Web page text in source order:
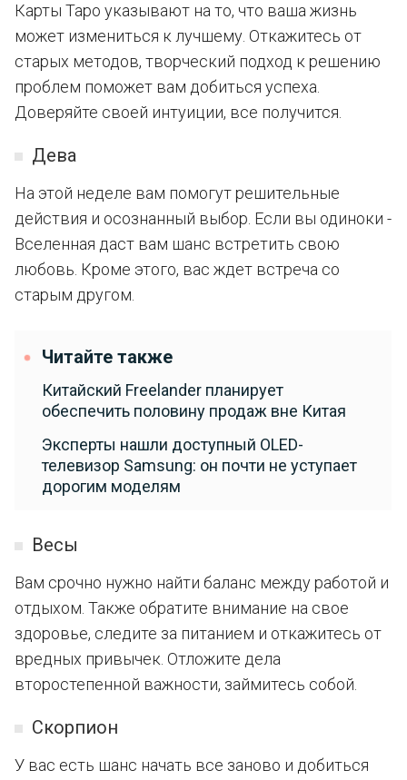
Карты Таро указывают на то, что ваша жизнь
может измениться к лучшему. Откажитесь от
старых методов, творческий подход к решению
проблем поможет вам добиться успеха.
Доверяйте своей интуиции, все получится.
Дева
На этой неделе вам помогут решительные
действия и осознанный выбор. Если вы одиноки -
Вселенная даст вам шанс встретить свою
любовь. Кроме этого, вас ждет встреча со
старым другом.
Читайте также
Китайский Freelander планирует
обеспечить половину продаж вне Китая
Эксперты нашли доступный OLED-
телевизор Samsung: он почти не уступает
дорогим моделям
Весы
Вам срочно нужно найти баланс между работой и
отдыхом. Также обратите внимание на свое
здоровье, следите за питанием и откажитесь от
вредных привычек. Отложите дела
второстепенной важности, займитесь собой.
Скорпион
У вас есть шанс начать все заново и добиться